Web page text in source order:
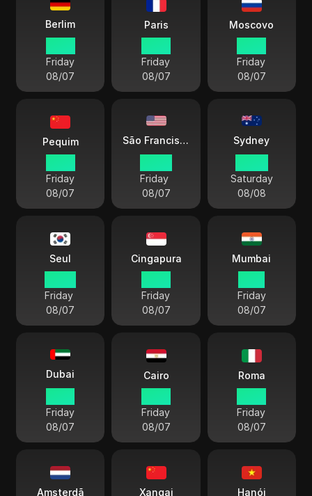
Berlim
Friday
08/07
Paris
Friday
08/07
Moscovo
Friday
08/07
Pequim
Friday
08/07
São Francisco
Friday
08/07
Sydney
Saturday
08/08
Seul
Friday
08/07
Cingapura
Friday
08/07
Mumbai
Friday
08/07
Dubai
Friday
08/07
Cairo
Friday
08/07
Roma
Friday
08/07
Amsterdã Xangai Hanói